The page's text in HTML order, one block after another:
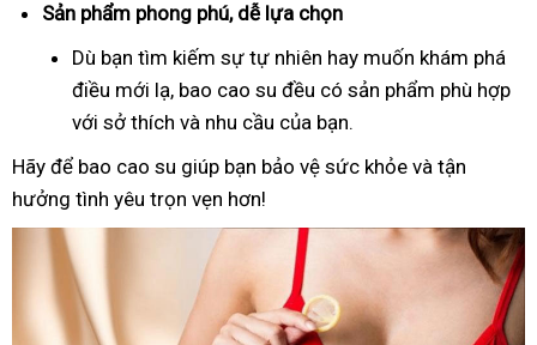
Sản phẩm phong phú, dễ lựa chọn
Dù bạn tìm kiếm sự tự nhiên hay muốn khám phá
điều mới lạ, bao cao su đều có sản phẩm phù hợp
với sở thích và nhu cầu của bạn.
Hãy để bao cao su giúp bạn bảo vệ sức khỏe và tận
hưởng tình yêu trọn vẹn hơn!